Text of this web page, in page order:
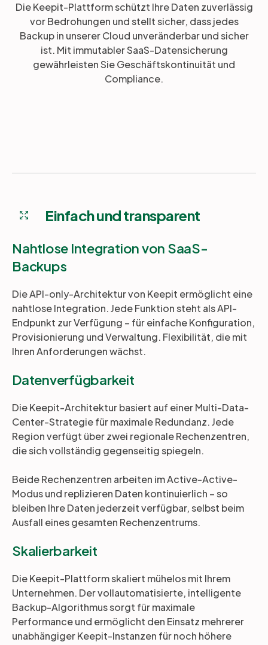
Die Keepit-Plattform schützt Ihre Daten zuverlässig
vor Bedrohungen und stellt sicher, dass jedes
Backup in unserer Cloud unveränderbar und sicher
ist. Mit immutabler SaaS-Datensicherung
gewährleisten Sie Geschäftskontinuität und
Compliance.
Einfach und transparent
Nahtlose Integration von SaaS-
Backups
Die API-only-Architektur von Keepit ermöglicht eine
nahtlose Integration. Jede Funktion steht als API-
Endpunkt zur Verfügung – für einfache Konfiguration,
Provisionierung und Verwaltung. Flexibilität, die mit
Ihren Anforderungen wächst.
Datenverfügbarkeit
Die Keepit-Architektur basiert auf einer Multi-Data-
Center-Strategie für maximale Redundanz. Jede
Region verfügt über zwei regionale Rechenzentren,
die sich vollständig gegenseitig spiegeln.
Beide Rechenzentren arbeiten im Active-Active-
Modus und replizieren Daten kontinuierlich – so
bleiben Ihre Daten jederzeit verfügbar, selbst beim
Ausfall eines gesamten Rechenzentrums.
Skalierbarkeit
Die Keepit-Plattform skaliert mühelos mit Ihrem
Unternehmen. Der vollautomatisierte, intelligente
Backup-Algorithmus sorgt für maximale
Performance und ermöglicht den Einsatz mehrerer
unabhängiger Keepit-Instanzen für noch höhere